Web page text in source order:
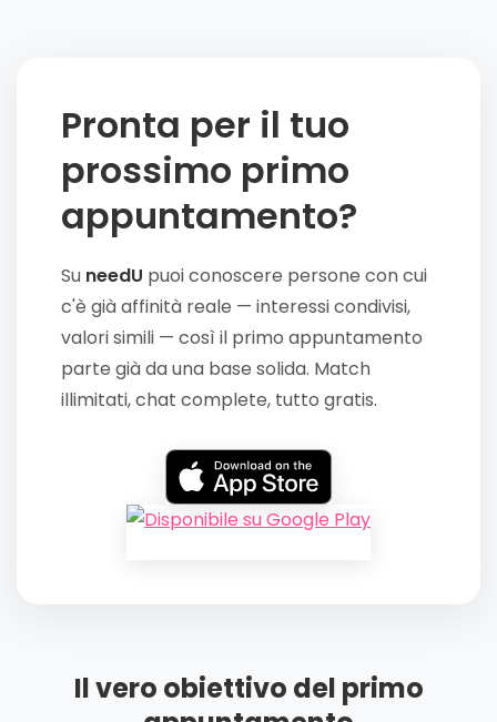
Pronta per il tuo
prossimo primo
appuntamento?
Su needU puoi conoscere persone con cui
c'è già affinità reale — interessi condivisi,
valori simili — così il primo appuntamento
parte già da una base solida. Match
illimitati, chat complete, tutto gratis.
Il vero obiettivo del primo